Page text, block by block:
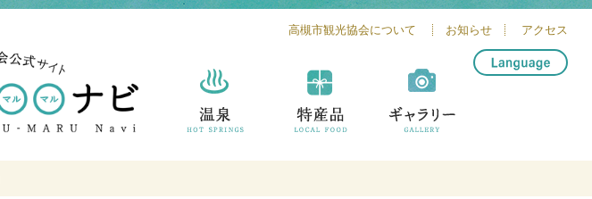
高槻市観光協会について お知らせ アクセス